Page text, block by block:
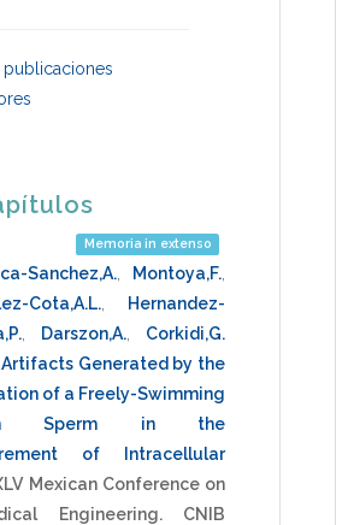
publicaciones
Memoria in extenso
Sanchez,A. Montoya,F.
Cota,A.L.
Hernandez-
Darszon,A.
Corkidi,G.
Artifacts Generated by the
of a Freely-Swimming
Sperm in the
of Intracellular
Mexican Conference on
Engineering. CNIB